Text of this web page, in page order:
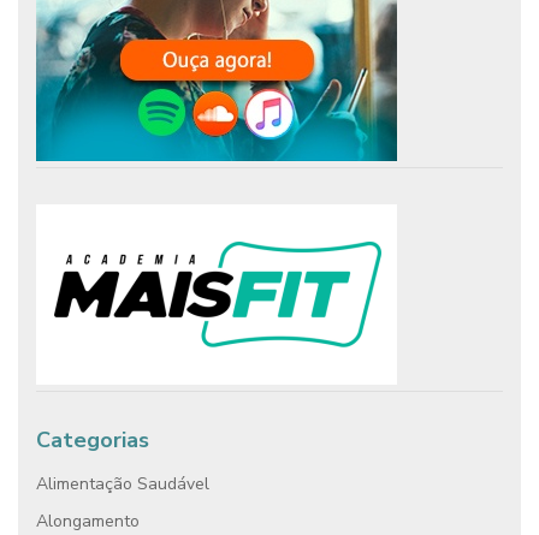
Categorias
Alimentação Saudável
Alongamento